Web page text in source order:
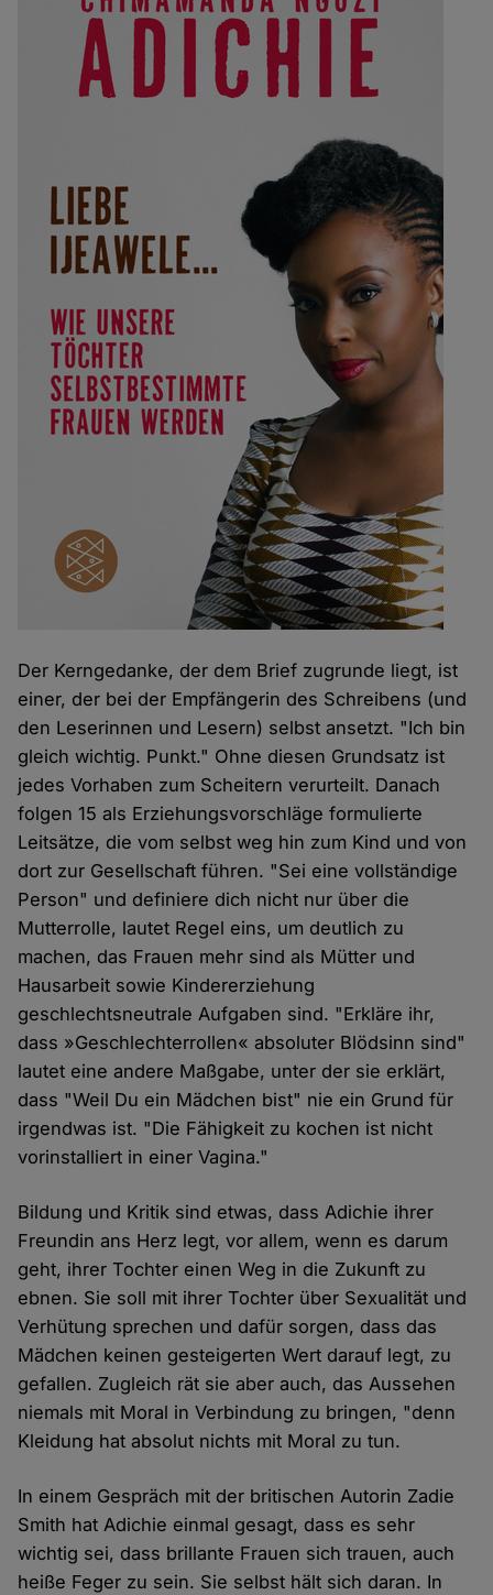
Der Kerngedanke, der dem Brief zugrunde liegt, ist
einer, der bei der Empfängerin des Schreibens (und
den Leserinnen und Lesern) selbst ansetzt. "Ich bin
gleich wichtig. Punkt." Ohne diesen Grundsatz ist
jedes Vorhaben zum Scheitern verurteilt. Danach
folgen 15 als Erziehungsvorschläge formulierte
Leitsätze, die vom selbst weg hin zum Kind und von
dort zur Gesellschaft führen. "Sei eine vollständige
Person" und definiere dich nicht nur über die
Mutterrolle, lautet Regel eins, um deutlich zu
machen, das Frauen mehr sind als Mütter und
Hausarbeit sowie Kindererziehung
geschlechtsneutrale Aufgaben sind. "Erkläre ihr,
dass »Geschlechterrollen« absoluter Blödsinn sind"
lautet eine andere Maßgabe, unter der sie erklärt,
dass "Weil Du ein Mädchen bist" nie ein Grund für
irgendwas ist. "Die Fähigkeit zu kochen ist nicht
vorinstalliert in einer Vagina."
Bildung und Kritik sind etwas, dass Adichie ihrer
Freundin ans Herz legt, vor allem, wenn es darum
geht, ihrer Tochter einen Weg in die Zukunft zu
ebnen. Sie soll mit ihrer Tochter über Sexualität und
Verhütung sprechen und dafür sorgen, dass das
Mädchen keinen gesteigerten Wert darauf legt, zu
gefallen. Zugleich rät sie aber auch, das Aussehen
niemals mit Moral in Verbindung zu bringen, "denn
Kleidung hat absolut nichts mit Moral zu tun.
In einem Gespräch mit der britischen Autorin Zadie
Smith hat Adichie einmal gesagt, dass es sehr
wichtig sei, dass brillante Frauen sich trauen, auch
heiße Feger zu sein. Sie selbst hält sich daran. In